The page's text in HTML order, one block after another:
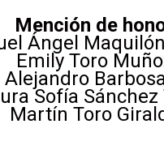
Mención de
Ángel
Emily Toro
Alejandro
Sofía Sánchez
Martín Toro